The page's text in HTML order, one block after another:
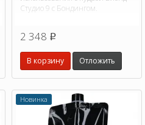
Студио 9 с Бондингом.
2 348 p
В корзину Отложить
Новинка